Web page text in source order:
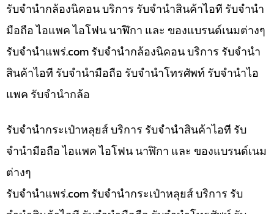
รับจำนำกล้องนิคอน บริการ รับจำนำสินค้าไอที รับจำนำ
มือถือ ไอแพค ไอโฟน นาฬิกา และ ของแบรนด์เนมต่างๆ
รับจํานําแพร่.com รับจำนำกล้องนิคอน บริการ รับจำนำ
สินค้าไอที รับจำนำมือถือ รับจำนำโทรศัพท์ รับจำนำไอ
แพค รับจำนำกล้อ
รับจำนำกระเป๋าหลุยส์ บริการ รับจำนำสินค้าไอที รับ
จำนำมือถือ ไอแพค ไอโฟน นาฬิกา และ ของแบรนด์เนม
ต่างๆ
รับจํานําแพร่.com รับจำนำกระเป๋าหลุยส์ บริการ รับ